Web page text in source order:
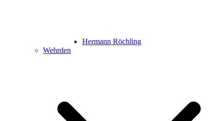
Hermann Röchling
Wehrden